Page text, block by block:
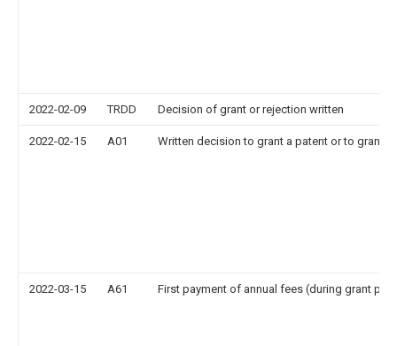
2022-02-09 TRDD Decision of grant or rejection written
2022-02-15 A01 Written decision to grant a patent or to grant
2022-03-15 A61 First payment of annual fees (during grant